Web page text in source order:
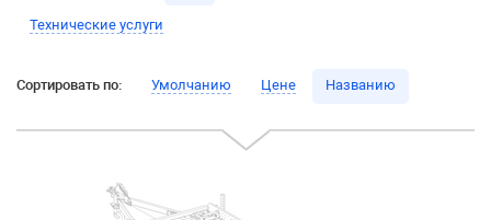
Технические услуги
Сортировать по: Умолчанию Цене Названию